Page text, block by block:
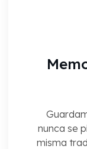
nunca se
misma